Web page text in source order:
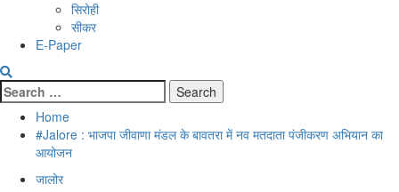
सिरोही
सीकर
E-Paper
Search
for:
Home
#Jalore : भाजपा जीवाणा मंडल के बावतरा में नव मतदाता पंजीकरण अभियान का
आयोजन
जालोर